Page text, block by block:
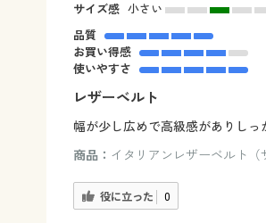
サイズ感 小さい
品質
お買い得感
使いやすさ
レザーベルト
幅が少し広めで高級感がありしっ
商品： イタリアンレザーベルト（
役に立った 0